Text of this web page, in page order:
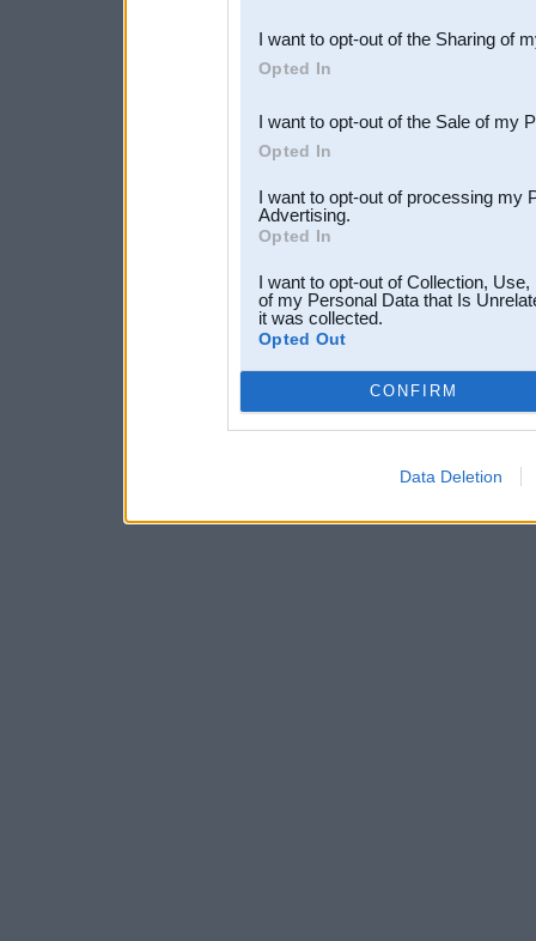
Downstream Participants
third parties.
I want to opt-out of the Sharing of
Opted In
I want to opt-out of the Sale of my
Opted In
I want to opt-out of processing my
Advertising.
Opted In
I want to opt-out of Collection,
of my Personal Data that Is
it was collected.
Opted Out
CONFIRM
Data Deletion